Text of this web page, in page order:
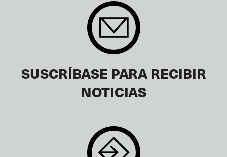
SUSCRÍBASE PARA RECIBIR
NOTICIAS